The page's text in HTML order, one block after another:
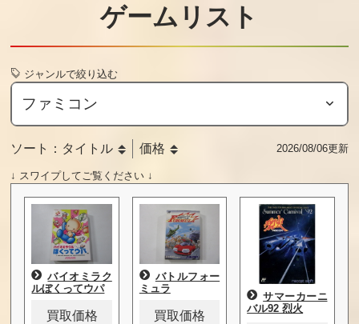
ゲームリスト
ジャンルで絞り込む
ソート： タイトル 価格 2026/08/06更新
↓ スワイプしてご覧ください ↓
バイオミラク
ルぼくってウパ
買取価格
バトルフォー
ミュラ
買取価格
サマーカーニ
バル92 烈火